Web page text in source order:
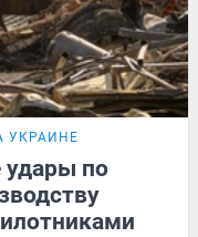
УКРАИНЕ
по